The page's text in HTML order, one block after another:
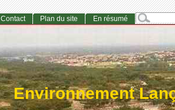
Environnement
Contact Plan du site En résumé